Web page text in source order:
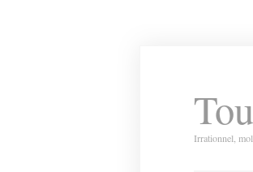
Irrationnel,